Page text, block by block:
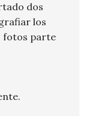
dos
los
fotos parte